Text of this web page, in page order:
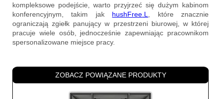
kompleksowe podejście, warto przyjrzeć się dużym kabinom
konferencyjnym, takim jak hushFree .L
, które znacznie
ograniczają zgiełk panujący w przestrzeni biurowej, w której
pracuje wiele osób, jednocześnie zapewniając pracownikom
spersonalizowane miejsce pracy.
ZOBACZ POWIĄZANE PRODUKTY